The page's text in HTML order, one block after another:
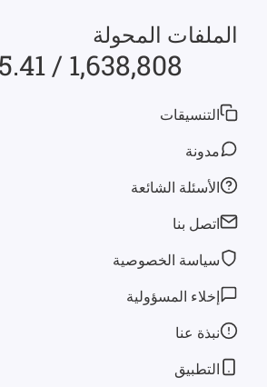
الملفات المحولة
1,638,808 / 15.41 TB
التنسيقات
مدونة
الأسئلة الشائعة
اتصل بنا
سياسة الخصوصية
إخلاء المسؤولية
نبذة عنا
التطبيق